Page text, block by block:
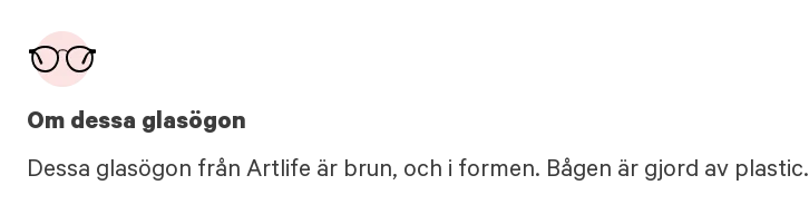
Om dessa glasögon
Dessa glasögon från Artlife är brun, och i formen. Bågen är gjord av plastic.